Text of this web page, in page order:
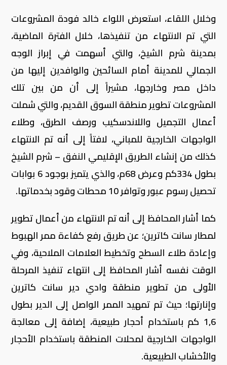
وخلال اللقاء، استعرض اللواء خالد فودة المشروعات
التي تم الانتهاء من تنفيذها، خلال الفترة الماضية،
بمدينة شرم الشيخ، والتي أسهمت في إبراز الوجه
الجمالي للمدينة أمام السائحين والوافدين إليها من
داخل مصر وخارجها، مشيراً إلى أن من بين تلك
المشروعات تطوير منطقة السوق القديم، والتي شملت
أعمال التجميل واللاندسكيب ورصف الطرق، وطلاء
الواجهات الخارجية للمباني، لافتاً إلى أنه تم الانتهاء
كذلك من إنشاء الطريق الإقليمي النفق – شرم الشيخ
بطول 334كم وعرض 68م، والذي يتميز بوجود 6 بوابات
تحصيل رسوم عبور وتوافر 10 محطات وقود بخدماتها.
كما أشار المحافظ إلى أنه تم الانتهاء من أعمال تطوير
لمطار سانت كاترين؛ عن طريق رفع كفاءة ممر الهبوط
وإعادة طلاء السطح وتخطيط العلامات الملاحية، وفي
الوقت نفسه أشار المحافظ إلى انتهاء تنفيذ المرحلة
الأولى من تطوير منطقة وادي دير سانت كاترين
وإنارتها؛ حيث تم تمهيد الممر الواصل إلى الدير بطول
1,6 كم باستخدام أحجار طبيعية، إضافة إلى معالجة
الواجهات الخارجية لمحلات المنطقة باستخدام الأحجار
والأخشاب الطبيعية.